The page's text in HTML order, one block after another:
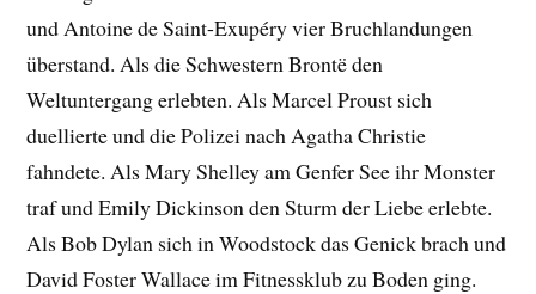
und Antoine de Saint-Exupéry vier Bruchlandungen
überstand. Als die Schwestern Brontë den
Weltuntergang erlebten. Als Marcel Proust sich
duellierte und die Polizei nach Agatha Christie
fahndete. Als Mary Shelley am Genfer See ihr Monster
traf und Emily Dickinson den Sturm der Liebe erlebte.
Als Bob Dylan sich in Woodstock das Genick brach und
David Foster Wallace im Fitnessklub zu Boden ging.